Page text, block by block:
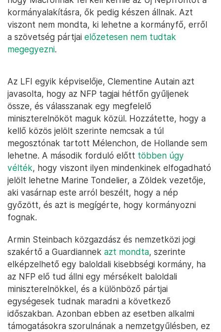
kormányalakításra, ők pedig készen állnak. Azt
viszont nem mondta, ki lehetne a kormányfő, erről
a szövetség pártjai előzetesen nem tudtak
megegyezni.
Az LFI egyik képviselője, Clementine Autain azt
javasolta, hogy az NFP tagjai hétfőn gyűljenek
össze, és válasszanak egy megfelelő
miniszterelnököt maguk közül. Hozzátette, hogy a
kellő közös jelölt szerinte nemcsak a túl
megosztónak tartott Mélenchon, de Hollande sem
lehetne. A második forduló előtt többen úgy
vélték, hogy viszont ilyen mindenkinek elfogadható
jelölt lehetne Marine Tondelier, a Zöldek vezetője,
aki vasárnap este arról beszélt, hogy a nép
győzött, és azt is megígérte, hogy kormányozni
fognak.
Armin Steinbach közgazdász és nemzetközi jogi
szakértő a Guardiannek azt mondta, szerinte
elképzelhető egy baloldali kisebbségi kormány, ha
az NFP elő tud állni egy mérsékelt baloldali
miniszterelnökkel, és a különböző pártjai
egységesek tudnak maradni a következő
időszakban. Azonban ebben az esetben alkalmi
támogatásokra szorulnának a nemzetgyűlésben, ez